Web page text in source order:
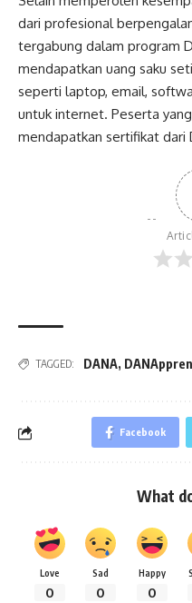
dari profesional
tergabung dalam program
mendapatkan uang saku
seperti laptop, email,
untuk internet. Peserta
mendapatkan sertifikat dari
TAGGED: DANA,
Facebook
What
Love
0
Sad
0
Happy
0